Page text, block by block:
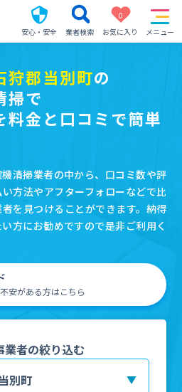
安心・安全 業者検索
0
お気に入り
メニュー
狩郡当別町の
掃で
料金と口コミで簡単
清掃業者の中から、口コミ数や評
方法やアフターフォローなどで比
を見つけることができます。納得
方にお勧めですので是非ご利用く
安がある方はこちら
業者の絞り込む